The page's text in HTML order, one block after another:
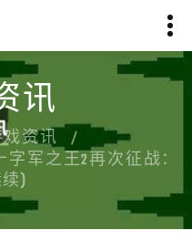
讯
资讯
军之王2再次征战：
)